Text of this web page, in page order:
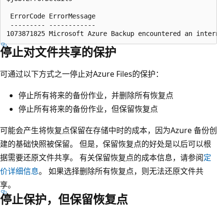
ErrorCode ErrorMessage
--------- ------------
停止对文件共享的保护
可通过以下方式之一停止对Azure Files的保护：
停止所有将来的备份作业，并删除所有恢复点
停止所有将来的备份作业，但保留恢复点
可能会产生将恢复点保留在存储中时的成本，因为Azure 备份创
建的基础快照被保留。 但是，保留恢复点的好处是以后可以根
据需要还原文件共享。 有关保留恢复点的成本信息，请参阅定
价详细信息。 如果选择删除所有恢复点，则无法还原文件共
享。
停止保护，但保留恢复点